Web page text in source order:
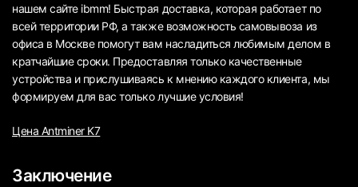
нашем сайте ibmm! Быстрая доставка, которая работает по
всей территории РФ, а также возможность самовывоза из
офиса в Москве помогут вам насладиться любимым делом в
кратчайшие сроки. Предоставляя только качественные
устройства и прислушиваясь к мнению каждого клиента, мы
формируем для вас только лучшие условия!
Цена Antminer K7
Заключение